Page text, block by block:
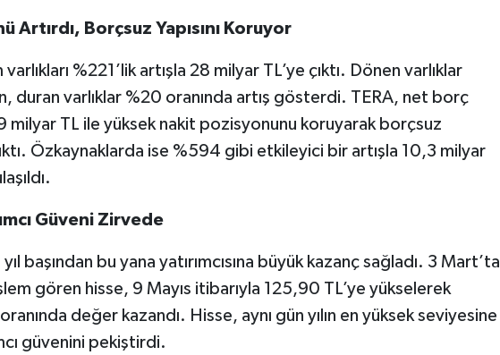
Artırdı, Borçsuz Yapısını Koruyor
%221’lik artışla 28 milyar TL’ye çıktı. Dönen varlıklar
duran varlıklar %20 oranında artış gösterdi. TERA, net borç
milyar TL ile yüksek nakit pozisyonunu koruyarak borçsuz
Özkaynaklarda ise %594 gibi etkileyici bir artışla 10,3 milyar
Güveni Zirvede
başından bu yana yatırımcısına büyük kazanç sağladı. 3 Mart’ta
gören hisse, 9 Mayıs itibarıyla 125,90 TL’ye yükselerek
değer kazandı. Hisse, aynı gün yılın en yüksek seviyesine
güvenini pekiştirdi.